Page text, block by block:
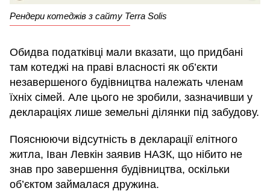
Рендери котеджів з сайту Terra Solis
Обидва податківці мали вказати, що придбані
там котеджі на праві власності як об’єкти
незавершеного будівництва належать членам
їхніх сімей. Але цього не зробили, зазначивши у
деклараціях лише земельні ділянки під забудову.
Пояснюючи відсутність в декларації елітного
житла, Іван Левкін заявив НАЗК, що нібито не
знав про завершення будівництва, оскільки
об’єктом займалася дружина.